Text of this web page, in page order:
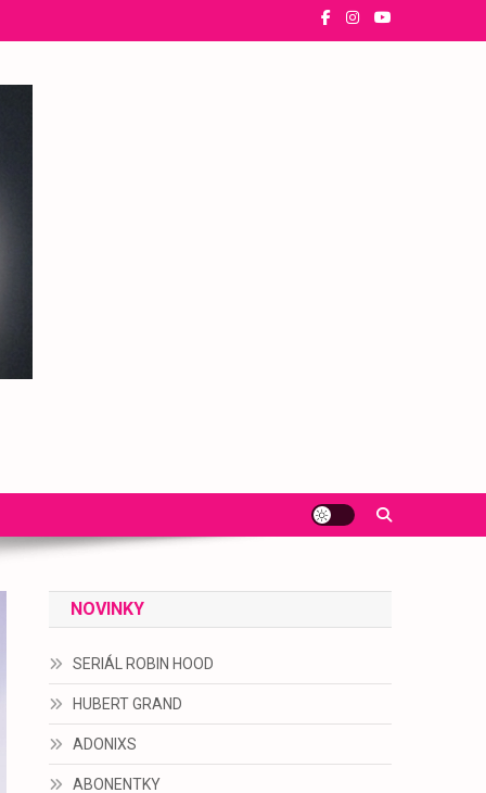
NOVINKY
SERIÁL ROBIN HOOD
HUBERT GRAND
ADONIXS
ABONENTKY